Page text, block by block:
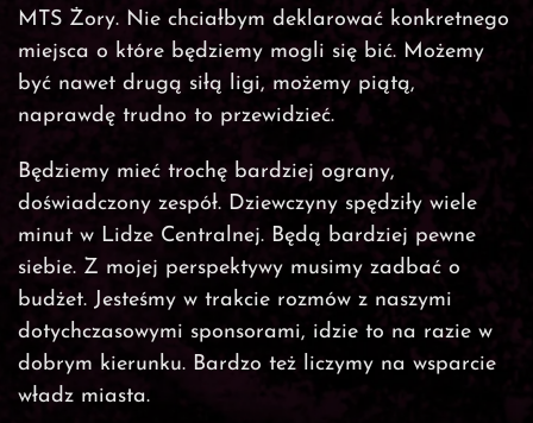
MTS Żory. Nie chciałbym deklarować konkretnego
miejsca o które będziemy mogli się bić. Możemy
być nawet drugą siłą ligi, możemy piątą,
naprawdę trudno to przewidzieć.
Będziemy mieć trochę bardziej ograny,
doświadczony zespół. Dziewczyny spędziły wiele
minut w Lidze Centralnej. Będą bardziej pewne
siebie. Z mojej perspektywy musimy zadbać o
budżet. Jesteśmy w trakcie rozmów z naszymi
dotychczasowymi sponsorami, idzie to na razie w
dobrym kierunku. Bardzo też liczymy na wsparcie
władz miasta.